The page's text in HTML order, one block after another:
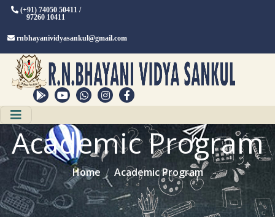
(+91) 74050 50411 /
97260 10411
rnbhayanividyasankul@gmail.com
Academic Program
Home Academic Program